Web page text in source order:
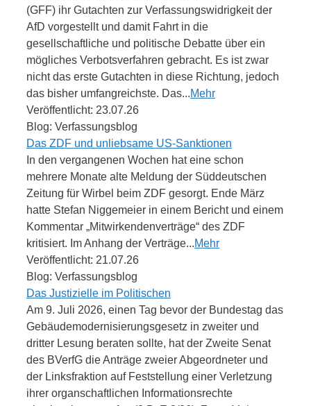
(GFF) ihr Gutachten zur Verfassungswidrigkeit der
AfD vorgestellt und damit Fahrt in die
gesellschaftliche und politische Debatte über ein
mögliches Verbotsverfahren gebracht. Es ist zwar
nicht das erste Gutachten in diese Richtung, jedoch
das bisher umfangreichste. Das...Mehr
Veröffentlicht: 23.07.26
Blog: Verfassungsblog
Das ZDF und unliebsame US-Sanktionen
In den vergangenen Wochen hat eine schon
mehrere Monate alte Meldung der Süddeutschen
Zeitung für Wirbel beim ZDF gesorgt. Ende März
hatte Stefan Niggemeier in einem Bericht und einem
Kommentar „Mitwirkendenverträge“ des ZDF
kritisiert. Im Anhang der Verträge...Mehr
Veröffentlicht: 21.07.26
Blog: Verfassungsblog
Das Justizielle im Politischen
Am 9. Juli 2026, einen Tag bevor der Bundestag das
Gebäudemodernisierungsgesetz in zweiter und
dritter Lesung beraten sollte, hat der Zweite Senat
des BVerfG die Anträge zweier Abgeordneter und
der Linksfraktion auf Feststellung einer Verletzung
ihrer organschaftlichen Informationsrechte